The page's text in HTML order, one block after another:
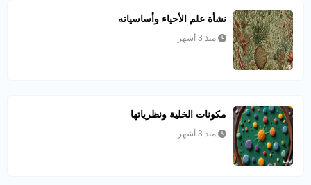
نشأة علم الأحياء وأساسياته
منذ 3 أشهر
مكونات الخلية ونظرياتها
منذ 3 أشهر